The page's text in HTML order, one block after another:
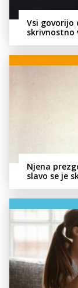
Vsi govorijo
skrivnostno
Njena
slavo se je